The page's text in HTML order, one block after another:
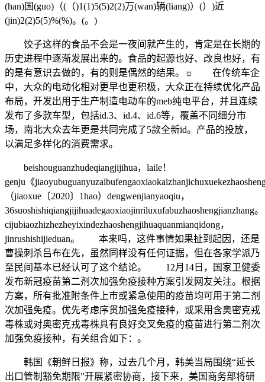
(han)国(guo)（(（)1(1)5(5)2(2)万(wan)辆(liang)）(）)近
(jin)2(2)5(5)%(%)。(。)
饺子这样的食品不会是一夜间就产生的，肯定是在长期的
历史进程中逐渐发展出来的。食品的起源也好、改良也好，有
的是有意识去做的，有的则是偶然的结果。☼ 在传统车企
中，大众的电动化相对更早也更积极，大众正在持续优化产品
布局，开发出用于生产制造电动车的meb纯电平台，并且连续
发布了多款车型，包括id.3、id.4、id.6等，覆盖不同细分市
场，南北大众去年更是共同完成了5款全新id。产品的投放，
以满足多样化的消费需求。
beishouguanzhudeqiangjijihua，laile！
genju《
（jiaoxue〔2020〕1hao）dengwenjianyaoqiu，
36suoshishiqiangjijihuadegaoxiaojinriluxufabuzhaoshengjianzhang。
cijubiaozhizhezheyixindezhaoshengjihuaquanmianqidong，
jinrushishijieduan。 本来吗，这件事情如果扯到起因，还是
曹操刺杀吕布在先，虽然同样没有任何证据，但在各家学派乃
至民间基本已经认可了这个结论。 12月14日，国家卫健委
发布新冠疫苗第二剂次加强免疫接种方案引发网友关注。根据
方案，所有批准附条件上市或紧急使用的疫苗均可用于第二剂
次加强免疫。优先考虑序贯加强免疫接种，或采用含奥密克戎
毒株或对奥密克戎毒株具有良好交叉免疫的疫苗进行第二剂次
加强免疫接种，有关组合如下：。
韩国《朝鲜日报》称，过去几个月，韩美当局围绕“延长
出口管制豁免期限”开展紧密协商，接下来，美国商务部将研